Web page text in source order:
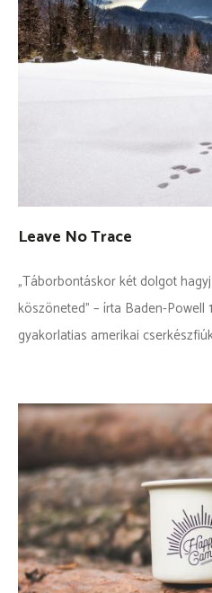
Leave No Trace
„Táborbontáskor két dolgot
köszöneted” – írta Baden-Powell
gyakorlatias amerikai